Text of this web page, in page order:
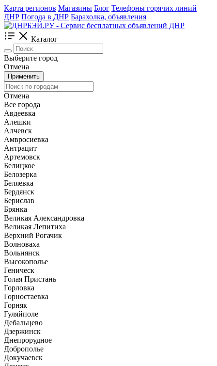
Карта регионов Магазины Блог Телефоны горячих линий
ДНР Погода в ДНР Барахолка, объявления
Каталог
Выберите город
Отмена
Применить
Отмена
Все города
Авдеевка
Алешки
Алчевск
Амвросиевка
Антрацит
Артемовск
Белицкое
Белозерка
Беляевка
Бердянск
Берислав
Брянка
Великая Александровка
Великая Лепитиха
Верхний Рогачик
Волноваха
Вольнянск
Высокополье
Геническ
Голая Пристань
Горловка
Горностаевка
Горняк
Гуляйполе
Дебальцево
Дзержинск
Днепрорудное
Доброполье
Докучаевск